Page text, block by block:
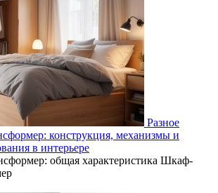
Разное
конструкция, механизмы и
в интерьере
общая характеристика Шкаф-